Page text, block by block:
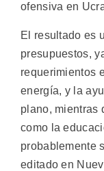
ofensiva en
El resultado es
presupuestos,
requerimientos
energía, y la
plano, mientras
como la
probablemente
editado en